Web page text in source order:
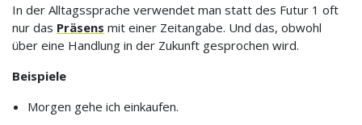
In der Alltagssprache verwendet man statt des Futur 1 oft
nur das Präsens mit einer Zeitangabe. Und das, obwohl
über eine Handlung in der Zukunft gesprochen wird.
Beispiele
Morgen gehe ich einkaufen.